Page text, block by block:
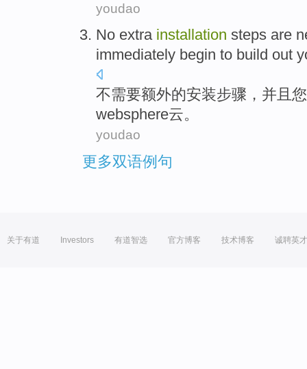
youdao
No extra installation steps are
immediately begin to build out
不需要额外的安装步骤 ， 并且 您
websphere云。
youdao
更多双语例句
关于有道 Investors 有道智选 官方博客 技术博客 诚聘英才